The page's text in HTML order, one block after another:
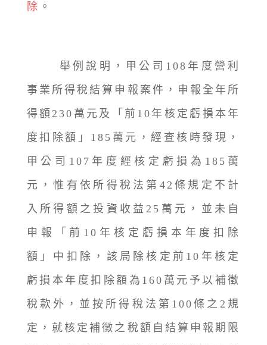
除 。
舉例說明，甲公司108年度營利
事業所得稅結算申報案件，申報全年所
得額230萬元及「前10年核定虧損本年
度扣除額」185萬元，經查核時發現，
甲公司107年度經核定虧損為185萬
元，惟有依所得稅法第42條規定不計
入所得額之投資收益25萬元，並未自
申報「前10年核定虧損本年度扣除
額」中扣除，該局除核定前10年核定
虧損本年度扣除額為160萬元予以補徵
稅款外，並按所得稅法第100條之2規
定，就核定補徵之稅額自結算申報期限